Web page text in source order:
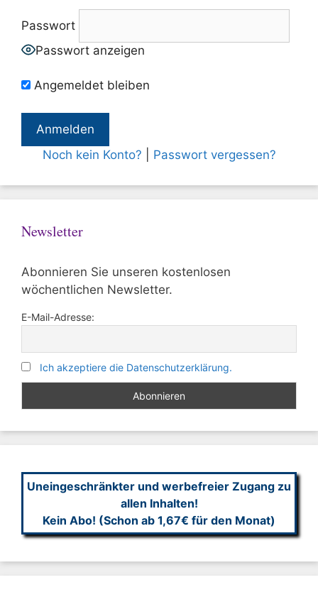
Passwort
Passwort anzeigen
Angemeldet bleiben
Noch kein Konto? Passwort vergessen?
Newsletter
Abonnieren Sie unseren kostenlosen
wöchentlichen Newsletter.
E-Mail-Adresse:
Ich akzeptiere die Datenschutzerklärung.
Uneingeschränkter und werbefreier Zugang zu
allen Inhalten!
Kein Abo! (Schon ab 1,67€ für den Monat)